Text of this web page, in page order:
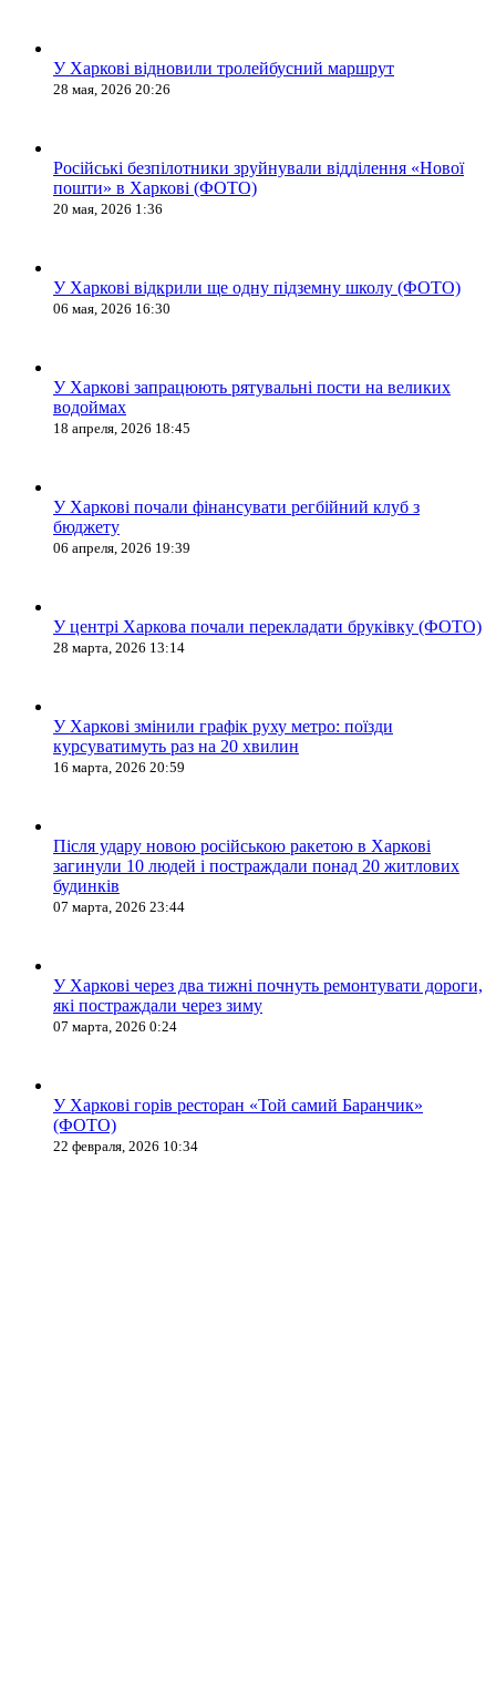
У Харкові відновили тролейбусний маршрут
28 мая, 2026 20:26
Російські безпілотники зруйнували відділення «Нової
пошти» в Харкові (ФОТО)
20 мая, 2026 1:36
У Харкові відкрили ще одну підземну школу (ФОТО)
06 мая, 2026 16:30
У Харкові запрацюють рятувальні пости на великих
водоймах
18 апреля, 2026 18:45
У Харкові почали фінансувати регбійний клуб з
бюджету
06 апреля, 2026 19:39
У центрі Харкова почали перекладати бруківку (ФОТО)
28 марта, 2026 13:14
У Харкові змінили графік руху метро: поїзди
курсуватимуть раз на 20 хвилин
16 марта, 2026 20:59
Після удару новою російською ракетою в Харкові
загинули 10 людей і постраждали понад 20 житлових
будинків
07 марта, 2026 23:44
У Харкові через два тижні почнуть ремонтувати дороги,
які постраждали через зиму
07 марта, 2026 0:24
У Харкові горів ресторан «Той самий Баранчик»
(ФОТО)
22 февраля, 2026 10:34